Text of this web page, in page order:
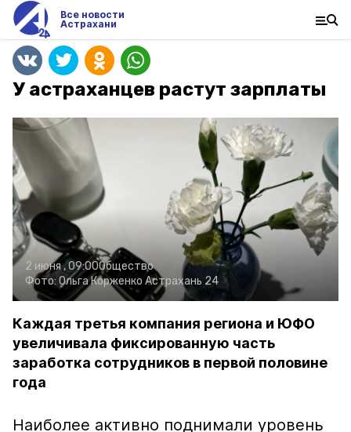
Все новости
Астрахани
У астраханцев растут зарплаты
2 июня , 09:00Общество
Фото: Ольга Корженко Астрахань 24
Каждая третья компания региона и ЮФО
увеличивала фиксированную часть
заработка сотрудников в первой половине
года
Наиболее активно поднимали уровень